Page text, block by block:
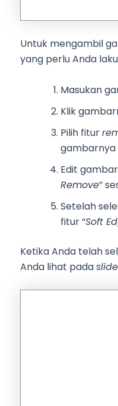
Untuk mengambil
yang perlu Anda
Masukan
Klik
Pilih fitur
gambarnya
Edit
Remove”
Setelah
fitur “Soft
Ketika Anda telah
Anda lihat padaslide